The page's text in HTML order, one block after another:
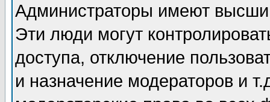
Администраторы имеют
Эти люди могут
доступа, отключение
и назначение модераторов и